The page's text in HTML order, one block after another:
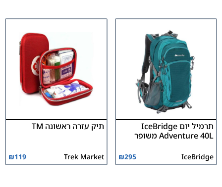
תרמיל יום IceBridge
Adventure 40L משופר
IceBridge
₪295
תיק עזרה ראשונה TM
Trek Market
₪119